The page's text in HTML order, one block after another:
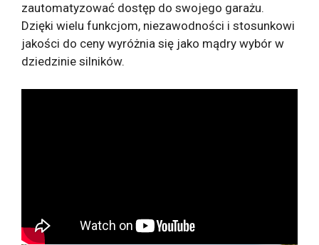
zautomatyzować dostęp do swojego garażu.
Dzięki wielu funkcjom, niezawodności i stosunkowi
jakości do ceny wyróżnia się jako mądry wybór w
dziedzinie silników.